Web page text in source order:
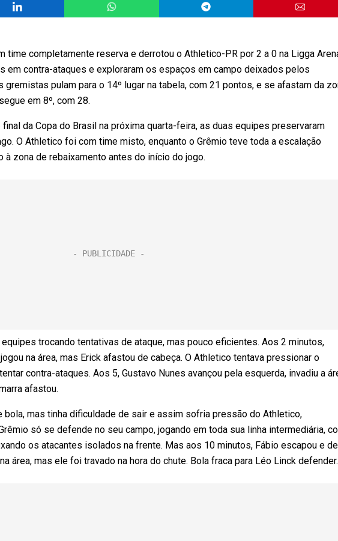
time completamente reserva e derrotou o Athletico-PR por 2 a 0 na Ligga
em contra-ataques e exploraram os espaços em campo deixados pelos
gremistas pulam para o 14º lugar na tabela, com 21 pontos, e se afastam da
em 8º, com 28.
da Copa do Brasil na próxima quarta-feira, as duas equipes preservaram
O Athletico foi com time misto, enquanto o Grêmio teve toda a escalação
zona de rebaixamento antes do início do jogo.
trocando tentativas de ataque, mas pouco eficientes. Aos 2 minutos,
na área, mas Erick afastou de cabeça. O Athletico tentava pressionar o
contra-ataques. Aos 5, Gustavo Nunes avançou pela esquerda, invadiu a
afastou.
bola, mas tinha dificuldade de sair e assim sofria pressão do Athletico,
só se defende no seu campo, jogando em toda sua linha intermediária,
os atacantes isolados na frente. Mas aos 10 minutos, Fábio escapou e
área, mas ele foi travado na hora do chute. Bola fraca para Léo Linck defender.